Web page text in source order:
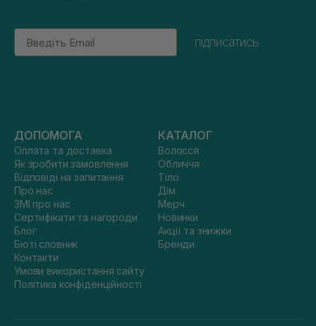
Email
підписатись
ДОПОМОГА
Оплата та доставка
Як зробити замовлення
Відповіді на запитання
Про нас
ЗМІ про нас
Сертифікати та нагороди
Блог
Бюті словник
Контакти
Умови використання сайту
Політика конфіденційності
КАТАЛОГ
Волосся
Обличчя
Тіло
Дім
Мерч
Новинки
Акції та знижки
Бренди